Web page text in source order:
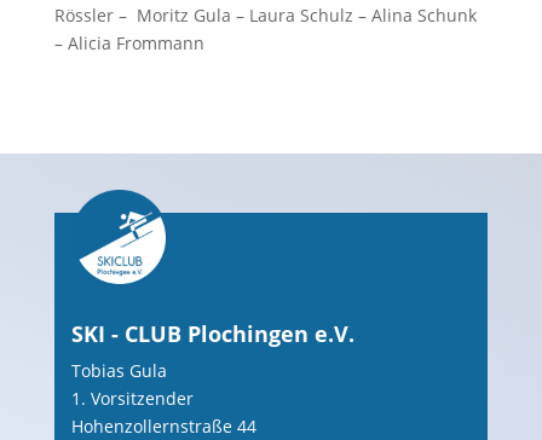
Rössler – Moritz Gula – Laura Schulz – Alina Schunk
– Alicia Frommann
SKI - CLUB Plochingen e.V.
Tobias Gula
1. Vorsitzender
Hohenzollernstraße 44